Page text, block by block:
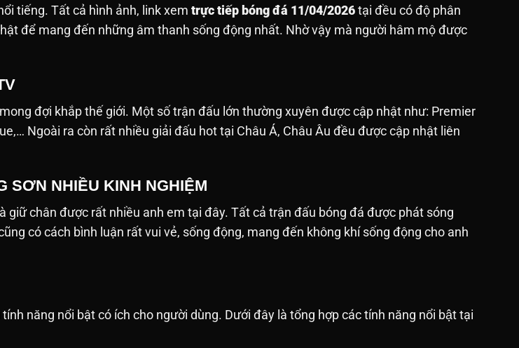
tiếng. Tất cả hình ảnh, link xem trực tiếp bóng đá 11/04/2026 tại đều có độ phân
để mang đến những âm thanh sống động nhất. Nhờ vậy mà người hâm mộ được
đợi khắp thế giới. Một số trận đấu lớn thường xuyên được cập nhật như: Premier
Ngoài ra còn rất nhiều giải đấu hot tại Châu Á, Châu Âu đều được cập nhật liên
SƠN NHIỀU KINH NGHIỆM
chân được rất nhiều anh em tại đây. Tất cả trận đấu bóng đá được phát sóng
có cách bình luận rất vui vẻ, sống động, mang đến không khí sống động cho anh
năng nổi bật có ích cho người dùng. Dưới đây là tổng hợp các tính năng nổi bật tại